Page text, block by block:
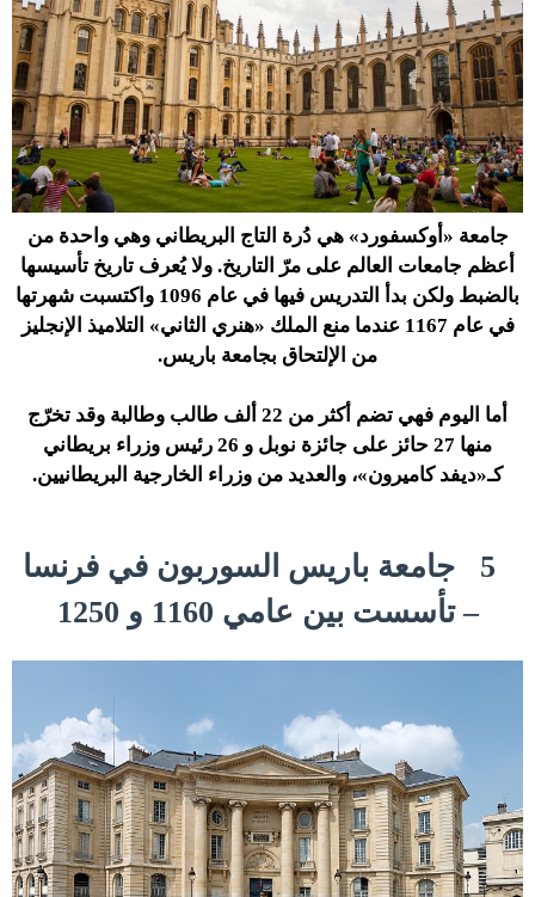
جامعة «أوكسفورد» هي دُرة التاج البريطاني وهي واحدة من
أعظم جامعات العالم على مرّ التاريخ. ولا يُعرف تاريخ تأسيسها
بالضبط ولكن بدأ التدريس فيها في عام 1096 واكتسبت شهرتها
في عام 1167 عندما منع الملك «هنري الثاني» التلاميذ الإنجليز
من الإلتحاق بجامعة باريس.
أما اليوم فهي تضم أكثر من 22 ألف طالب وطالبة وقد تخرّج
منها 27 حائز على جائزة نوبل و 26 رئيس وزراء بريطاني
كـ«ديفد كاميرون»، والعديد من وزراء الخارجية البريطانيين.
جامعة باريس السوربون في فرنسا
– تأسست بين عامي 1160 و 1250